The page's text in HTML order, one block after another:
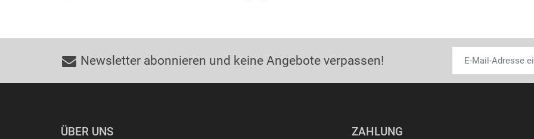
Newsletter abonnieren und keine Angebote verpassen!
ÜBER UNS ZAHLUNG